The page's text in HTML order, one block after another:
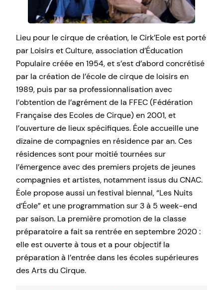
Lieu pour le cirque de création, le Cirk’Eole est porté
par Loisirs et Culture, association d’Éducation
Populaire créée en 1954, et s’est d’abord concrétisé
par la création de l’école de cirque de loisirs en
1989, puis par sa professionnalisation avec
l’obtention de l’agrément de la FFEC (Fédération
Française des Ecoles de Cirque) en 2001, et
l’ouverture de lieux spécifiques. Éole accueille une
dizaine de compagnies en résidence par an. Ces
résidences sont pour moitié tournées sur
l’émergence avec des premiers projets de jeunes
compagnies et artistes, notamment issus du CNAC.
Éole propose aussi un festival biennal, “Les Nuits
d’Éole” et une programmation sur 3 à 5 week-end
par saison. La première promotion de la classe
préparatoire a fait sa rentrée en septembre 2020 :
elle est ouverte à tous et a pour objectif la
préparation à l’entrée dans les écoles supérieures
des Arts du Cirque.